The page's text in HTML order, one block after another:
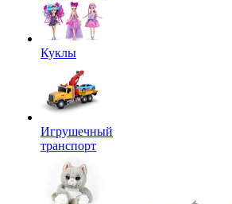
Куклы
Игрушечный
транспорт